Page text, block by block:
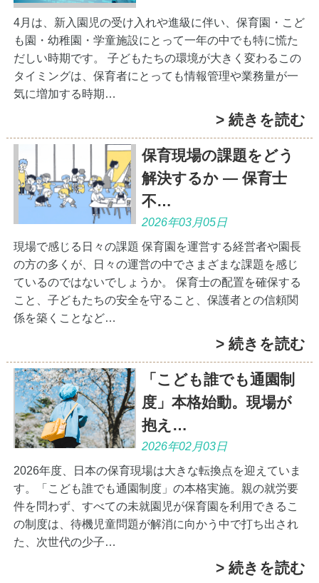
4月は、新入園児の受け入れや進級に伴い、保育園・こど
も園・幼稚園・学童施設にとって一年の中でも特に慌た
だしい時期です。 子どもたちの環境が大きく変わるこの
タイミングは、保育者にとっても情報管理や業務量が一
気に増加する時期…
> 続きを読む
保育現場の課題をどう
解決するか ― 保育士
不…
2026年03月05日
現場で感じる日々の課題 保育園を運営する経営者や園長
の方の多くが、日々の運営の中でさまざまな課題を感じ
ているのではないでしょうか。 保育士の配置を確保する
こと、子どもたちの安全を守ること、保護者との信頼関
係を築くことなど…
> 続きを読む
「こども誰でも通園制
度」本格始動。現場が
抱え…
2026年02月03日
2026年度、日本の保育現場は大きな転換点を迎えていま
す。「こども誰でも通園制度」の本格実施。親の就労要
件を問わず、すべての未就園児が保育園を利用できるこ
の制度は、待機児童問題が解消に向かう中で打ち出され
た、次世代の少子…
> 続きを読む